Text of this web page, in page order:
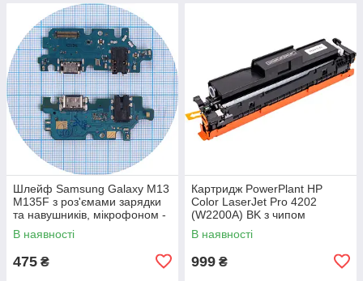
Шлейф Samsung Galaxy M13
M135F з роз'ємами зарядки
та навушників, мікрофоном -
нижня плата (оригінал 100%)
В наявності
475 ₴
Картридж PowerPlant HP
Color LaserJet Pro 4202
(W2200A) BK з чипом
В наявності
999 ₴